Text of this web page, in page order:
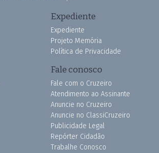
Expediente
Expediente
Projeto Memória
Política de Privacidade
Fale conosco
Fale com o Cruzeiro
Atendimento ao Assinante
Anuncie no Cruzeiro
Anuncie no ClassiCruzeiro
Publicidade Legal
Repórter Cidadão
Trabalhe Conosco